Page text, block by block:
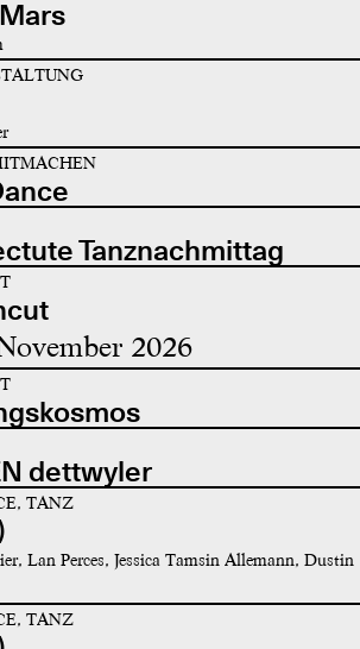
Tanznachmittag
2026
dettwyler
TANZ
Lan Perces, Jessica Tamsin Allemann, Dustin
TANZ